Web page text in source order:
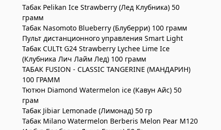
Табак Pelikan Ice Strawberry (Лед Клубника) 50
грамм
Табак Nasomoto Blueberry (Блуберри) 100 грамм
Пульт дистанционного управления Smart Light
Табак CULTt G24 Strawberry Lychee Lime Ice
(Клубника Лич Лайм Лед) 100 грамм
ТАБАК FUSION - CLASSIC TANGERINE (МАНДАРИН)
100 ГРАММ
Тютюн Diamond Watermelon ice (Кавун Айс) 50
грам
Табак Jibiar Lemonade (Лимонад) 50 гр
Табак Milano Watermelon Berberis Melon Pear M120